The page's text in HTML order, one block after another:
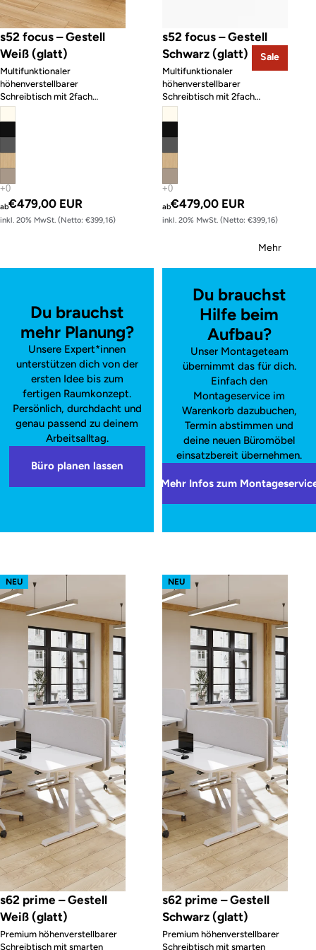
Sale
Mehr
s52 focus – Gestell
Weiß (glatt)
Multifunktionaler
höhenverstellbarer
Schreibtisch mit 2fach
Memory-Funktion
ab€479,00 EUR
inkl. 20% MwSt. (Netto: €399,16)
s52 focus – Gestell
Schwarz (glatt)
Multifunktionaler
höhenverstellbarer
Schreibtisch mit 2fach
Memory-Funktion
ab€479,00 EUR
inkl. 20% MwSt. (Netto: €399,16)
Du brauchst
mehr Planung?
Unsere Expert*innen
unterstützen dich von der
ersten Idee bis zum
fertigen Raumkonzept.
Persönlich, durchdacht und
genau passend zu deinem
Arbeitsalltag.
Büro planen lassen
Du brauchst
Hilfe beim
Aufbau?
Unser Montageteam
übernimmt das für dich.
Einfach den
Montageservice im
Warenkorb dazubuchen,
Termin abstimmen und
deine neuen Büromöbel
einsatzbereit übernehmen.
Mehr Infos zum
s62 prime – Gestell Weiß (glatt)
NEU
s62 prime – Gestell
Weiß (glatt)
Premium höhenverstellbarer
Schreibtisch mit smarten
s62 prime – Gestell Schwarz
NEU
s62 prime – Gestell
Schwarz (glatt)
Premium höhenverstellbarer
Schreibtisch mit smarten